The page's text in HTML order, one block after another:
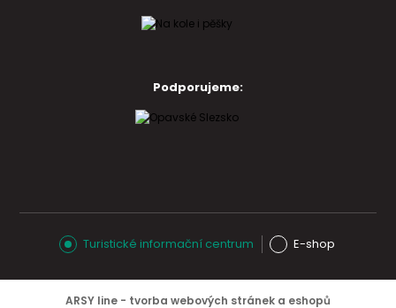
Podporujeme:
Turistické informační centrum E-shop
ARSY line - tvorba webových stránek a eshopů